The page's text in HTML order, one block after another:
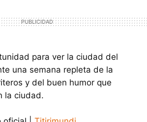
para ver la ciudad del
una semana repleta de la
y del buen humor que
la ciudad.